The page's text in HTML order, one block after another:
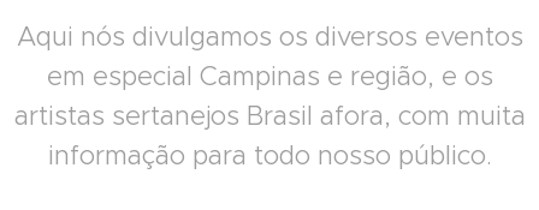
Aqui nós divulgamos os diversos eventos
em especial Campinas e região, e os
artistas sertanejos Brasil afora, com muita
informação para todo nosso público.